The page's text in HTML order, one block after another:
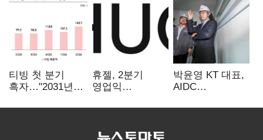
티빙 첫 분기
흑자…"2031년까
웨이브 합병도
휴젤, 2분기
영업익
1% 하락
박윤영 KT 대표,
AIDC
플랫폼 핵심